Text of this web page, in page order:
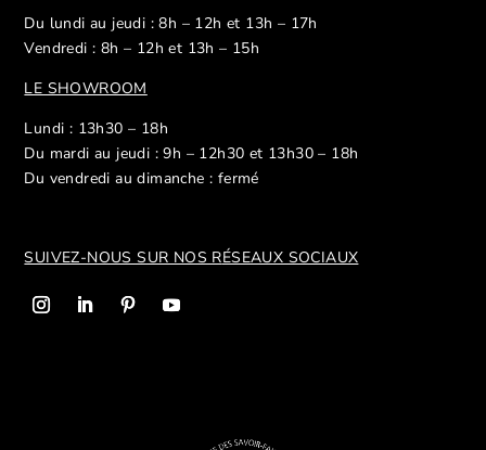
Du lundi au jeudi : 8h – 12h et 13h – 17h
Vendredi : 8h – 12h et 13h – 15h
LE SHOWROOM
Lundi : 13h30 – 18h
Du mardi au jeudi : 9h – 12h30 et 13h30 – 18h
Du vendredi au dimanche : fermé
SUIVEZ-NOUS SUR NOS RÉSEAUX SOCIAUX